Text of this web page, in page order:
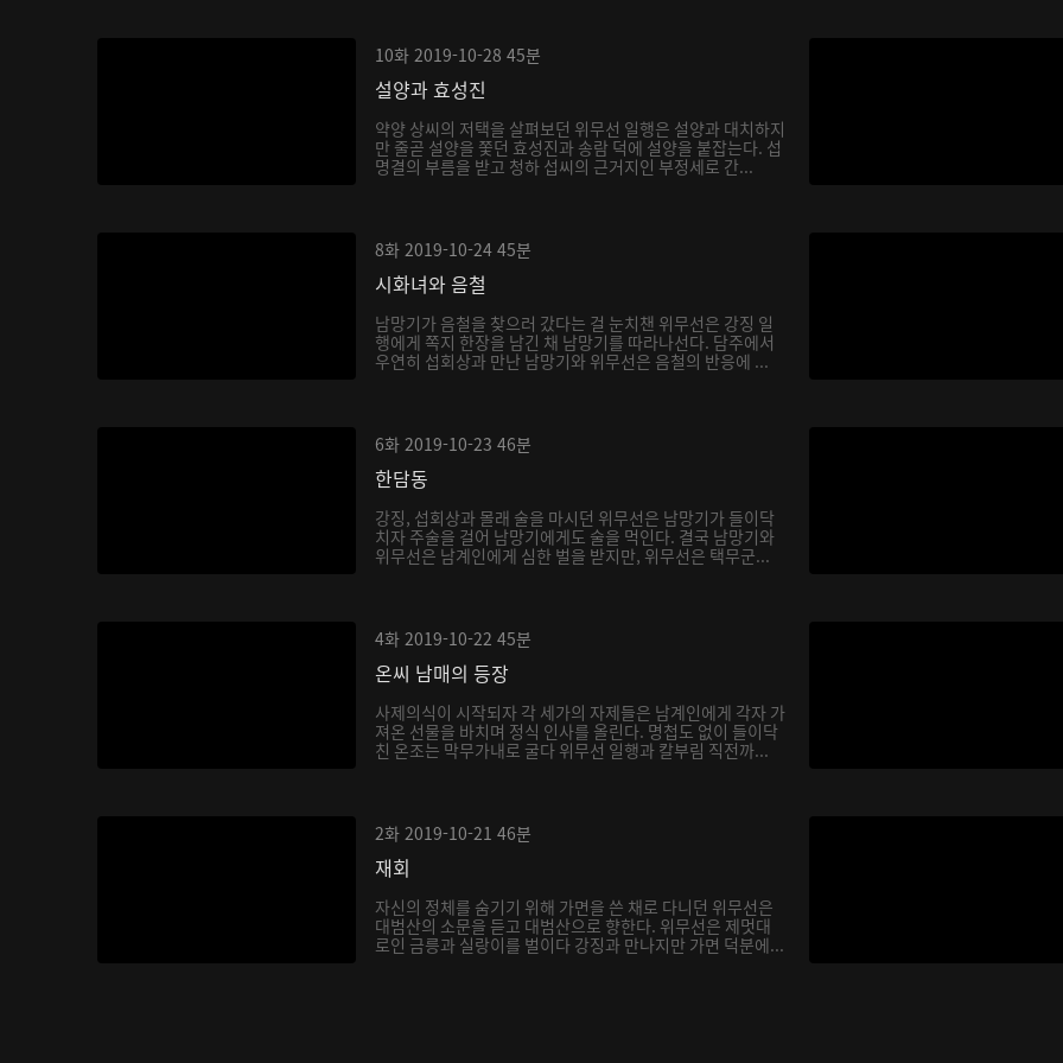
10화 2019-10-28 45분
설양과 효성진
약양 상씨의 저택을 살펴보던 위무선 일행은 설양과 대치하지
만 줄곧 설양을 쫓던 효성진과 송람 덕에 설양을 붙잡는다. 섭
명결의 부름을 받고 청하 섭씨의 근거지인 부정세로 간...
8화 2019-10-24 45분
시화녀와 음철
남망기가 음철을 찾으러 갔다는 걸 눈치챈 위무선은 강징 일
행에게 쪽지 한장을 남긴 채 남망기를 따라나선다. 담주에서
우연히 섭회상과 만난 남망기와 위무선은 음철의 반응에 ...
6화 2019-10-23 46분
한담동
강징, 섭회상과 몰래 술을 마시던 위무선은 남망기가 들이닥
치자 주술을 걸어 남망기에게도 술을 먹인다. 결국 남망기와
위무선은 남계인에게 심한 벌을 받지만, 위무선은 택무군...
4화 2019-10-22 45분
온씨 남매의 등장
사제의식이 시작되자 각 세가의 자제들은 남계인에게 각자 가
져온 선물을 바치며 정식 인사를 올린다. 명첩도 없이 들이닥
친 온조는 막무가내로 굴다 위무선 일행과 칼부림 직전까...
2화 2019-10-21 46분
재회
자신의 정체를 숨기기 위해 가면을 쓴 채로 다니던 위무선은
대범산의 소문을 듣고 대범산으로 향한다. 위무선은 제멋대
로인 금릉과 실랑이를 벌이다 강징과 만나지만 가면 덕분에...